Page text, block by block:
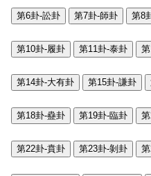
第6卦-訟卦 第7卦-師卦 第8
第10卦-履卦 第11卦-泰卦
第14卦-大有卦 第15卦-謙卦
第18卦-蠱卦 第19卦-臨卦
第22卦-賁卦 第23卦-剝卦